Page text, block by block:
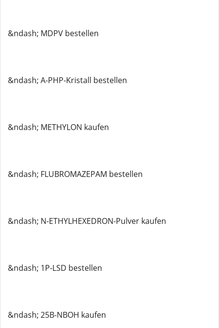
&ndash; MDPV bestellen
&ndash; A-PHP-Kristall bestellen
&ndash; METHYLON kaufen
&ndash; FLUBROMAZEPAM bestellen
&ndash; N-ETHYLHEXEDRON-Pulver kaufen
&ndash; 1P-LSD bestellen
&ndash; 25B-NBOH kaufen